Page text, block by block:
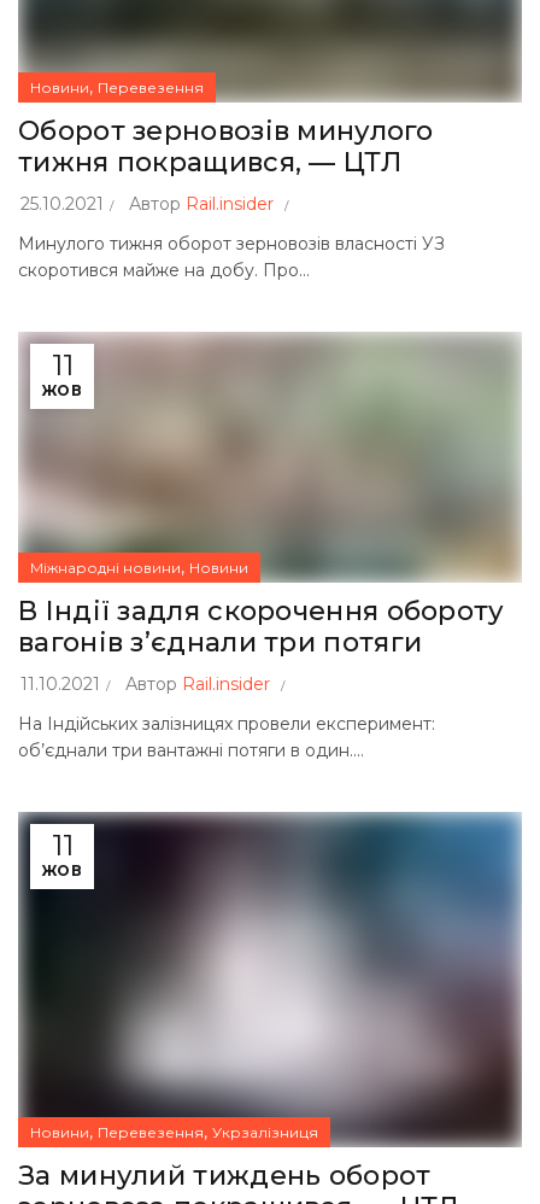
Новини, Перевезення
Оборот зерновозів минулого
тижня покращився, — ЦТЛ
25.10.2021 Автор Rail.insider
Минулого тижня оборот зерновозів власності УЗ
скоротився майже на добу. Про...
11
ЖОВ
Міжнародні новини, Новини
В Індії задля скорочення обороту
вагонів з’єднали три потяги
11.10.2021 Автор Rail.insider
На Індійських залізницях провели експеримент:
об’єднали три вантажні потяги в один....
11
ЖОВ
Новини, Перевезення, Укрзалізниця
За минулий тиждень оборот